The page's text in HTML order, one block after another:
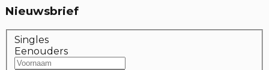
Nieuwsbrief
Singles
Eenouders